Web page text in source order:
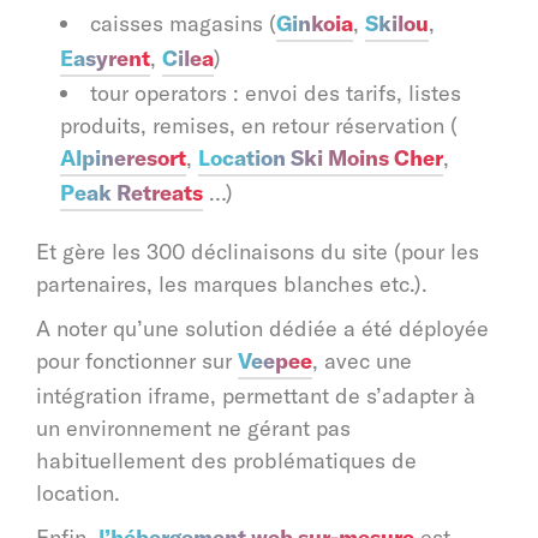
caisses magasins (Ginkoia, Skilou,
Easyrent, Cilea)
tour operators : envoi des tarifs, listes
produits, remises, en retour réservation (
Alpineresort, Location Ski Moins Cher,
Peak Retreats …)
Et gère les 300 déclinaisons du site (pour les
partenaires, les marques blanches etc.).
A noter qu’une solution dédiée a été déployée
pour fonctionner sur Veepee, avec une
intégration iframe, permettant de s’adapter à
un environnement ne gérant pas
habituellement des problématiques de
location.